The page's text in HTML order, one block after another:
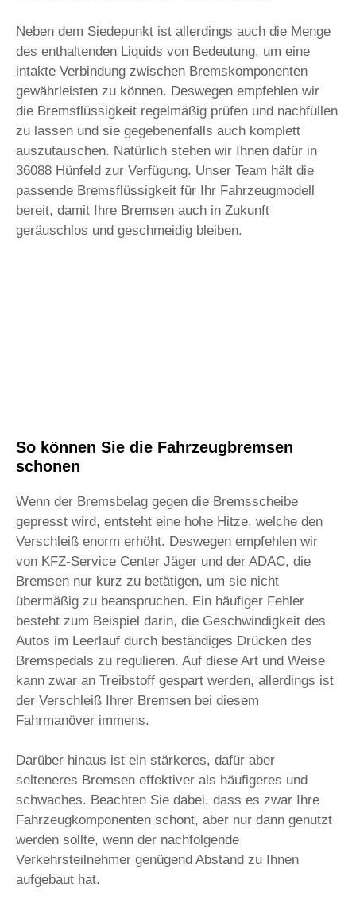
Neben dem Siedepunkt ist allerdings auch die Menge
des enthaltenden Liquids von Bedeutung, um eine
intakte Verbindung zwischen Bremskomponenten
gewährleisten zu können. Deswegen empfehlen wir
die Bremsflüssigkeit regelmäßig prüfen und nachfüllen
zu lassen und sie gegebenenfalls auch komplett
auszutauschen. Natürlich stehen wir Ihnen dafür in
36088 Hünfeld zur Verfügung. Unser Team hält die
passende Bremsflüssigkeit für Ihr Fahrzeugmodell
bereit, damit Ihre Bremsen auch in Zukunft
geräuschlos und geschmeidig bleiben.
So können Sie die Fahrzeugbremsen
schonen
Wenn der Bremsbelag gegen die Bremsscheibe
gepresst wird, entsteht eine hohe Hitze, welche den
Verschleiß enorm erhöht. Deswegen empfehlen wir
von KFZ-Service Center Jäger und der ADAC, die
Bremsen nur kurz zu betätigen, um sie nicht
übermäßig zu beanspruchen. Ein häufiger Fehler
besteht zum Beispiel darin, die Geschwindigkeit des
Autos im Leerlauf durch beständiges Drücken des
Bremspedals zu regulieren. Auf diese Art und Weise
kann zwar an Treibstoff gespart werden, allerdings ist
der Verschleiß Ihrer Bremsen bei diesem
Fahrmanöver immens.
Darüber hinaus ist ein stärkeres, dafür aber
selteneres Bremsen effektiver als häufigeres und
schwaches. Beachten Sie dabei, dass es zwar Ihre
Fahrzeugkomponenten schont, aber nur dann genutzt
werden sollte, wenn der nachfolgende
Verkehrsteilnehmer genügend Abstand zu Ihnen
aufgebaut hat.